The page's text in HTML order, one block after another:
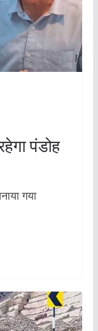
पंडोह
गया